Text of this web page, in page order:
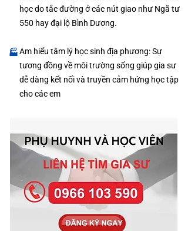
học do tắc đường ở các nút giao như Ngã tư
550 hay đại lộ Bình Dương.
Am hiểu tâm lý học sinh địa phương: Sự
tương đồng về môi trường sống giúp gia sư
dễ dàng kết nối và truyền cảm hứng học tập
cho các em
🏭